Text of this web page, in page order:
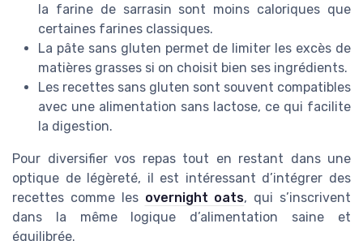
la farine de sarrasin sont moins caloriques que
certaines farines classiques.
La pâte sans gluten permet de limiter les excès de
matières grasses si on choisit bien ses ingrédients.
Les recettes sans gluten sont souvent compatibles
avec une alimentation sans lactose, ce qui facilite
la digestion.
Pour diversifier vos repas tout en restant dans une
optique de légèreté, il est intéressant d’intégrer des
recettes comme les overnight oats, qui s’inscrivent
dans la même logique d’alimentation saine et
équilibrée.